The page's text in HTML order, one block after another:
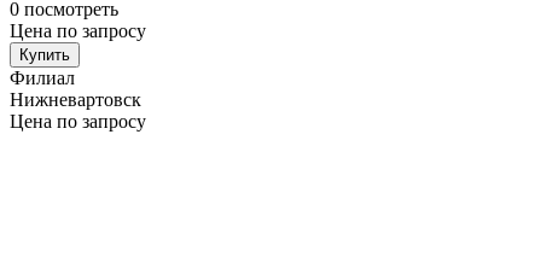
0 посмотреть
Цена по запросу
Купить
Филиал
Нижневартовск
Цена по запросу